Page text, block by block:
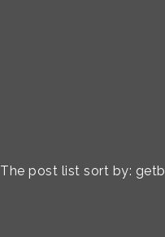
The post list sort by: